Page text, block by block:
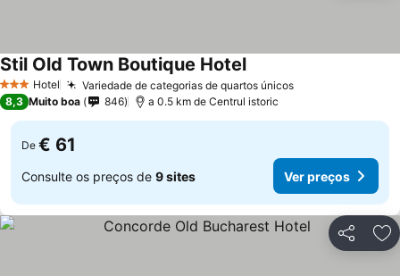
3 EstrelasHotel Variedade de categorias de quartos únicos
Stil Old Town Boutique Hotel
8,3 Muito boa 846 a 0.5 km de Centrul istoric
De € 61
Consulte os preços de 9 sites Ver preços
Partilhar